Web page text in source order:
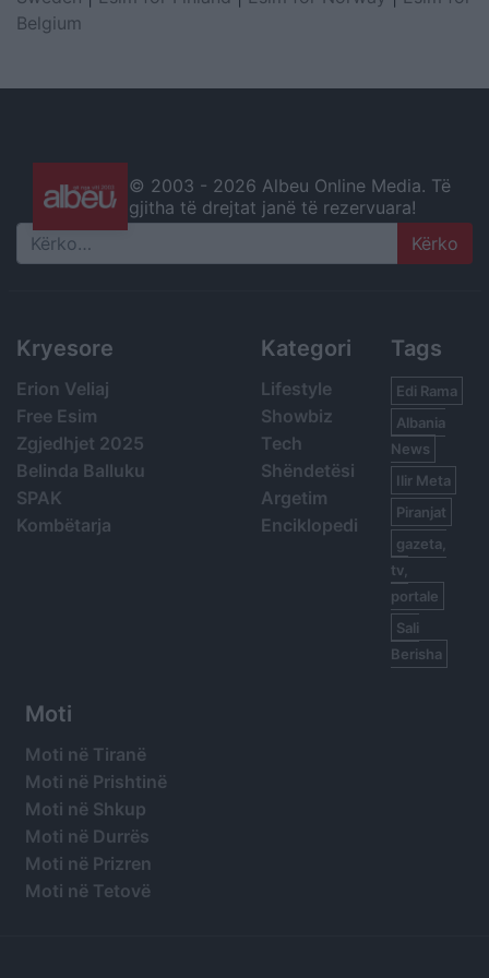
Belgium
© 2003 - 2026 Albeu Online Media. Të
gjitha të drejtat janë të rezervuara!
Search
Kryesore
Erion Veliaj
Free Esim
Zgjedhjet 2025
Belinda Balluku
SPAK
Kombëtarja
Kategori
Lifestyle
Showbiz
Tech
Shëndetësi
Argetim
Enciklopedi
Tags
Edi Rama
Albania
News
Ilir Meta
Piranjat
gazeta,
tv,
portale
Sali
Berisha
Moti
Moti në Tiranë
Moti në Prishtinë
Moti në Shkup
Moti në Durrës
Moti në Prizren
Moti në Tetovë